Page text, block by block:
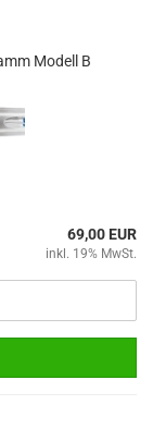
Mo­dell B
69,00 EUR
inkl. 19% MwSt.